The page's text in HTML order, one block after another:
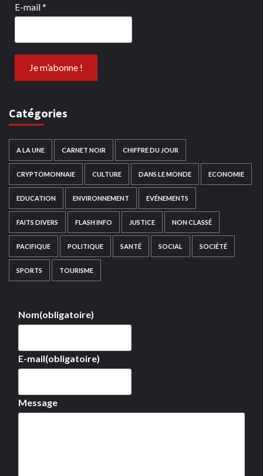
E-mail*
Catégories
A LA UNE CARNET NOIR CHIFFRE DU JOUR
CRYPTOMONNAIE CULTURE DANS LE MONDE ECONOMIE
EDUCATION ENVIRONNEMENT EVÉNEMENTS
FAITS DIVERS FLASH INFO JUSTICE NON CLASSÉ
PACIFIQUE POLITIQUE SANTÉ SOCIAL SOCIÉTÉ
SPORTS TOURISME
Nom(obligatoire)
E-mail(obligatoire)
Message